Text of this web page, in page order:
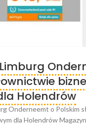
Holendrów
Onderneemt o Polskim
dla Holendrów